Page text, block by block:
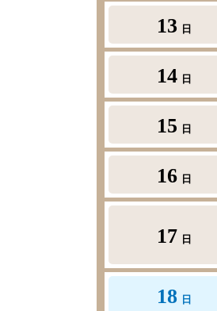
13 日
14 日
15 日
16 日
17 日
18 日